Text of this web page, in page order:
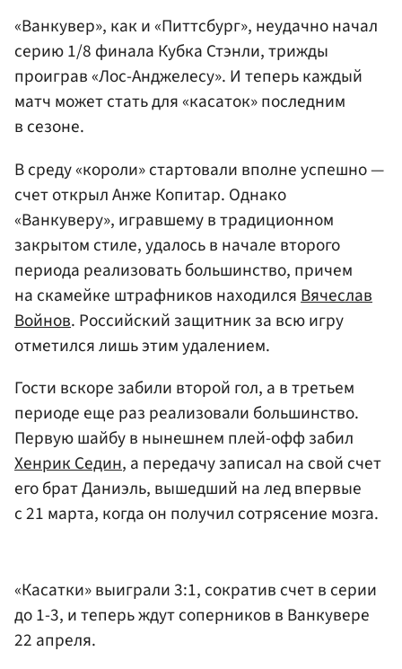
«Ванкувер», как и «Питтсбург», неудачно начал
серию 1/8 финала Кубка Стэнли, трижды
проиграв «Лос-Анджелесу». И теперь каждый
матч может стать для «касаток» последним
в сезоне.
В среду «короли» стартовали вполне успешно —
счет открыл Анже Копитар. Однако
«Ванкуверу», игравшему в традиционном
закрытом стиле, удалось в начале второго
периода реализовать большинство, причем
на скамейке штрафников находился Вячеслав
Войнов. Российский защитник за всю игру
отметился лишь этим удалением.
Гости вскоре забили второй гол, а в третьем
периоде еще раз реализовали большинство.
Первую шайбу в нынешнем плей-офф забил
Хенрик Седин, а передачу записал на свой счет
его брат Даниэль, вышедший на лед впервые
с 21 марта, когда он получил сотрясение мозга.
«Касатки» выиграли 3:1, сократив счет в серии
до 1-3, и теперь ждут соперников в Ванкувере
22 апреля.